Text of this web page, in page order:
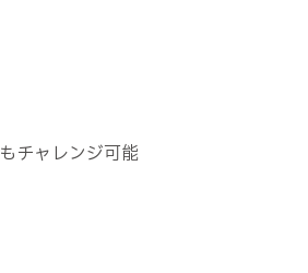
チャレンジ可能